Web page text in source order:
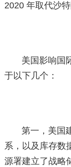
2020 年取代沙
美国影响国
于以下几个：
第一，美国
系，以及库存数
源署建立了战略